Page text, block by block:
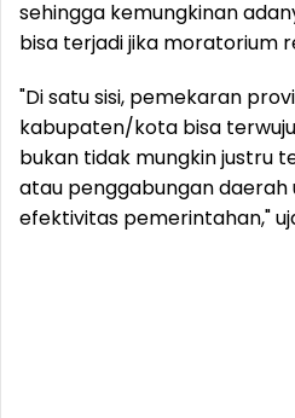
sehingga kemungkinan
bisa terjadi jika moratorium
"Di satu sisi, pemekaran
kabupaten/kota bisa
bukan tidak mungkin justru
atau penggabungan
efektivitas pemerintahan,"